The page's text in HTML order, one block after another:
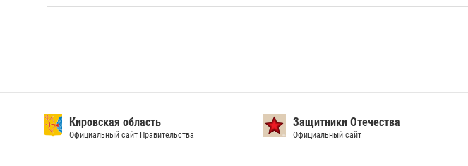
Кировская область
Официальный сайт Правительства
Защитники Отечества
Официальный сайт